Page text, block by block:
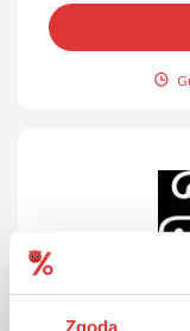
Zgoda